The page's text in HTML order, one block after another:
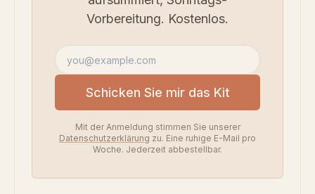
Vorbereitung. Kostenlos.
E-Mail-Adresse
Schicken Sie mir das Kit
Mit der Anmeldung stimmen Sie unserer
Datenschutzerklärung zu. Eine ruhige E-Mail pro
Woche. Jederzeit abbestellbar.